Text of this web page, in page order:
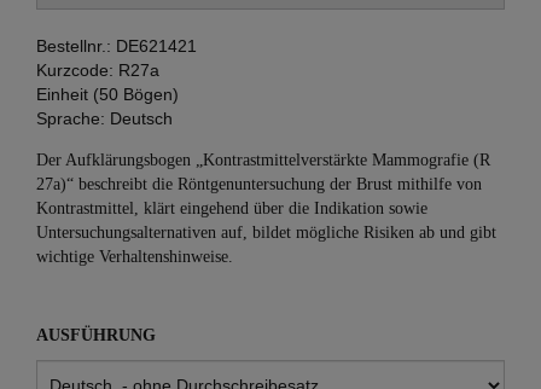
Bestellnr.: DE621421
Kurzcode: R27a
Einheit (50 Bögen)
Sprache: Deutsch
Der Aufklärungsbogen „Kontrastmittelverstärkte Mammografie (R
27a)“ beschreibt die Röntgenuntersuchung der Brust mithilfe von
Kontrastmittel, klärt eingehend über die Indikation sowie
Untersuchungsalternativen auf, bildet mögliche Risiken ab und gibt
wichtige Verhaltenshinweise.
AUSFÜHRUNG